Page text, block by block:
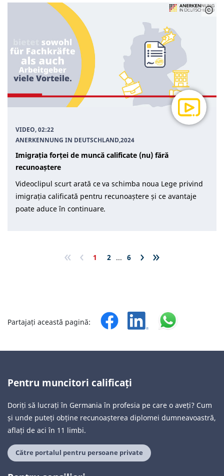
VIDEO, 02:22
ANERKENNUNG IN DEUTSCHLAND,2024
Imigrația forței de muncă calificate (nu) fără
recunoaștere
Videoclipul scurt arată ce va schimba noua Lege privind
imigrația calificată pentru recunoaștere și ce avantaje
poate aduce în continuare.
« ‹ 1 2 ... 6 › »
Partajați această pagină:
Pentru muncitori calificați
Doriți să lucrați în Germania în profesia pe care o aveți? Cum
și unde puteți obține recunoașterea diplomei dumneavoastră,
aflați de aci în 11 limbi.
Către portalul pentru persoane private